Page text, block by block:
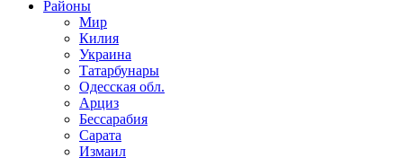
Районы
Мир
Килия
Украина
Татарбунары
Одесская обл.
Арциз
Бессарабия
Сарата
Измаил